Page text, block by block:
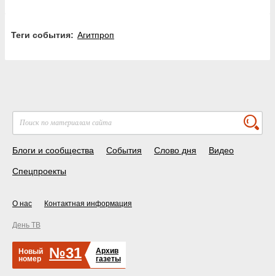
Теги события: Агитпроп
Блоги и сообщества События Слово дня Видео
Спецпроекты
О нас Контактная информация
День ТВ
Новый
номер
№31
Архив
газеты